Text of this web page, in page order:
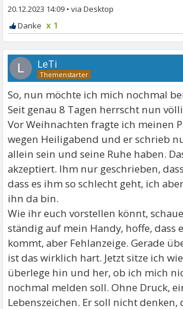
20.12.2023 14:09 •
x 1
L LeTi
So, nun möchte ich mich nochmal
Seit genau 8 Tagen herrscht nun
Vor Weihnachten fragte ich meinen
wegen Heiligabend und er schrieb
allein sein und seine Ruhe haben.
akzeptiert. Ihm nur geschrieben,
dass es ihm so schlecht geht, ich
ihn da bin.
Wie ihr euch vorstellen könnt,
ständig auf mein Handy, hoffe, dass
kommt, aber Fehlanzeige. Gerade
ist das wirklich hart. Jetzt sitze ich
überlege hin und her, ob ich mich
nochmal melden soll. Ohne Druck,
Lebenszeichen. Er soll nicht denken,